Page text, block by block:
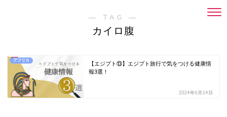
― TAG ―
カイロ腹
アフリカ
【エジプト⑬】エジプト旅行で気をつける健康情
報3選！
2024年6月24日